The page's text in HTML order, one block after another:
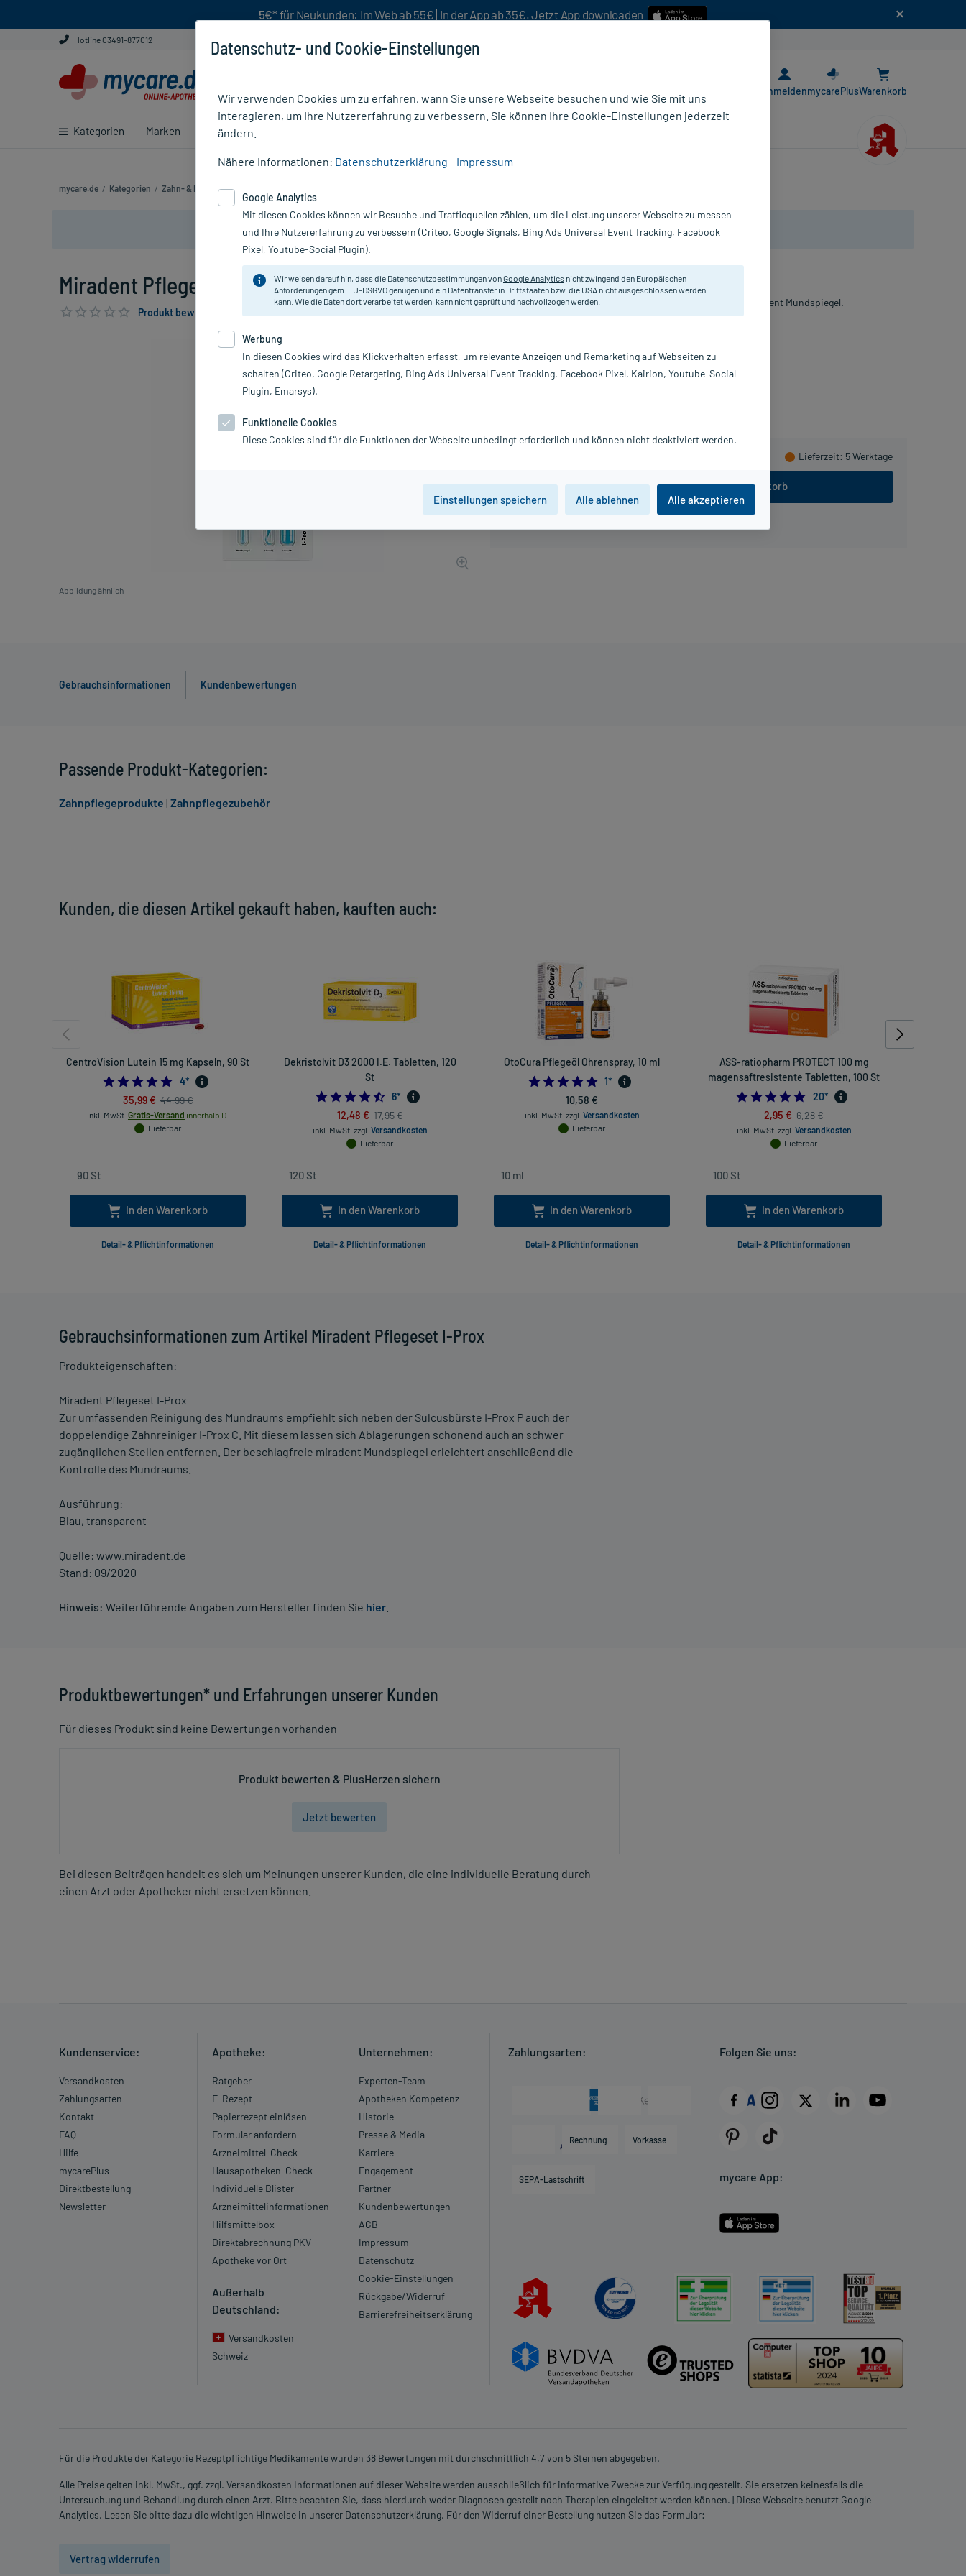
5€* für Neukunden: Im Web ab 55€ | In der App ab 35€. Jetzt App downloaden
Hotline 03491-877012
Kategorien Marken Ratgeber
AnmeldenmycarePlusWarenkorb
mycare.de / Kategorien / Zahn- & Mundpflege
Nur für kurze Zeit:Gratis-Versand* ab 19€ Mindestbestellwert!
Miradent Pflegeset I-Prox, 1 P
Produkt bewerten & PlusHerzen sichern
Abbildung ähnlich
Lieferzeit: 5 Werktage
In den Warenkorb
miradent
Beinhaltet Sulcusbürste I-Prox P, Zahnreiniger I-Prox C & miradent Mundspiegel.
Hersteller:
Hager Pharma GmbH
Gebrauchsinformationen Kundenbewertungen
Gebrauchsinformationen zum Artikel Miradent Pflegeset I-Prox
Produkteigenschaften:
Miradent Pflegeset I-Prox
Zur umfassenden Reinigung des Mundraums empfiehlt sich neben der Sulcusbürste I-Prox P auch der
doppelendige Zahnreiniger I-Prox C. Mit diesem lassen sich Ablagerungen schonend auch an schwer
zugänglichen Stellen entfernen. Der beschlagfreie miradent Mundspiegel erleichtert anschließend die
Kontrolle des Mundraums.
Ausführung:
Blau, transparent
Quelle: www.miradent.de
Stand: 09/2020
Hinweis: Weiterführende Angaben zum Hersteller finden Sie hier
Produktbewertungen* und Erfahrungen unserer Kunden
Für dieses Produkt sind keine Bewertungen vorhanden
Produkt bewerten & PlusHerzen sichern
Jetzt bewerten
Bei diesen Beiträgen handelt es sich um Meinungen unserer Kunden, die eine individuelle Beratung durch
einen Arzt oder Apotheker nicht ersetzen können.
Kunden, die diesen Artikel gekauft haben, kauften auch:
CentroVision Lutein 15 mg Kapseln, 90 St
5.0
4*
35,99 € 44,99 €
inkl. MwSt. Gratis-Versand innerhalb D.
Lieferbar
In den Warenkorb
Detail- & Pflichtinformationen
Dekristolvit D3 2000 I.E. Tabletten, 120
St
4.5
6*
12,48 € 17,95 €
inkl. MwSt. zzgl. Versandkosten
Lieferbar
In den Warenkorb
Detail- & Pflichtinformationen
OtoCura Pflegeöl Ohrenspray, 10 ml
5.0
1*
10,58 €
inkl. MwSt. zzgl. Versandkosten
Lieferbar
In den Warenkorb
Detail- & Pflichtinformationen
ASS-ratiopharm PROTECT 100 mg
magensaftresistente Tabletten, 100 St
4.9
20*
2,95 € 6,28 €
inkl. MwSt. zzgl. Versandkosten
Lieferbar
In den Warenkorb
Detail- & Pflichtinformationen
Passende Produkt-Kategorien:
Zahnpflegeprodukte | Zahnpflegezubehör
Kundenservice:
Versandkosten
Zahlungsarten
Kontakt
FAQ
Hilfe
mycarePlus
Direktbestellung
Newsletter
Apotheke:
Ratgeber
E-Rezept
Papierrezept einlösen
Formular anfordern
Arzneimittel-Check
Hausapotheken-Check
Individuelle Blister
Arzneimittelinformationen
Hilfsmittelbox
Direktabrechnung PKV
Apotheke vor Ort
Außerhalb
Deutschland:
Versandkosten
Schweiz
Unternehmen:
Experten-Team
Apotheken Kompetenz
Historie
Presse & Media
Karriere
Engagement
Partner
Kundenbewertungen
AGB
Impressum
Datenschutz
Cookie-Einstellungen
Rückgabe/Widerruf
Barrierefreiheitserklärung
Zahlungsarten:
Rechnung Vorkasse
SEPA-Lastschrift
Folgen Sie uns:
mycare App:
Für die Produkte der Kategorie Rezeptpflichtige Medikamente wurden 38 Bewertungen mit durchschnittlich 4,7 von 5 Sternen abgegeben.
Alle Preise gelten inkl. MwSt., ggf. zzgl. Versandkosten Informationen auf dieser Website werden ausschließlich für informative Zwecke zur Verfügung gestellt. Sie ersetzen keinesfalls die
Untersuchung und Behandlung durch einen Arzt. Bitte beachten Sie, dass hierdurch weder Diagnosen gestellt noch Therapien eingeleitet werden können. | Diese Webseite benutzt Google
Analytics. Lesen Sie bitte dazu die wichtigen Hinweise in unserer Datenschutzerklärung. Für den Widerruf einer Bestellung nutzen Sie das Formular:
Vertrag widerrufen
Datenschutz- und Cookie-Einstellungen
Wir verwenden Cookies um zu erfahren, wann Sie unsere Webseite besuchen und wie Sie mit uns
interagieren, um Ihre Nutzererfahrung zu verbessern. Sie können Ihre Cookie-Einstellungen jederzeit
ändern.
Nähere Informationen: Datenschutzerklärung Impressum
Google Analytics
Mit diesen Cookies können wir Besuche und Trafficquellen zählen, um die Leistung unserer Webseite zu messen
und Ihre Nutzererfahrung zu verbessern (Criteo, Google Signals, Bing Ads Universal Event Tracking, Facebook
Pixel, Youtube-Social Plugin).
Wir weisen darauf hin, dass die Datenschutzbestimmungen vonGoogle Analytics nicht zwingend den Europäischen
Anforderungen gem. EU-DSGVO genügen und ein Datentransfer in Drittstaaten bzw. die USA nicht ausgeschlossen werden
kann. Wie die Daten dort verarbeitet werden, kann nicht geprüft und nachvollzogen werden.
Werbung
In diesen Cookies wird das Klickverhalten erfasst, um relevante Anzeigen und Remarketing auf Webseiten zu
schalten (Criteo, Google Retargeting, Bing Ads Universal Event Tracking, Facebook Pixel, Kairion, Youtube-Social
Plugin, Emarsys).
Funktionelle Cookies
Diese Cookies sind für die Funktionen der Webseite unbedingt erforderlich und können nicht deaktiviert werden.
Einstellungen speichern Alle ablehnen Alle akzeptieren